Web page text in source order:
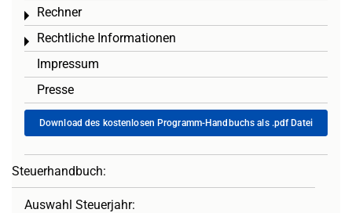
Rechner
Toggle menu
Rechtliche Informationen
Toggle menu
Impressum
Presse
Download des kostenlosen Programm-Handbuchs als .pdf Datei
Steuerhandbuch:
Auswahl Steuerjahr: